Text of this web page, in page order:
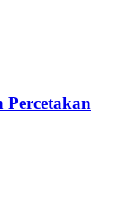
Percetakan